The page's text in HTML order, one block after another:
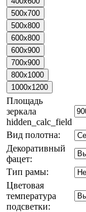
Площадь
зеркала
hidden_calc_field
Вид полотна:
Декоративный
фацет:
Тип рамы:
Цветовая
температура
подсветки: